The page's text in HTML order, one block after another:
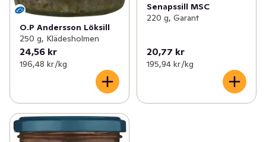
O.P Andersson Löksill
250 g, Klädesholmen
24,56 kr
196,48 kr /kg
Senapssill MSC
220 g, Garant
20,77 kr
195,94 kr /kg